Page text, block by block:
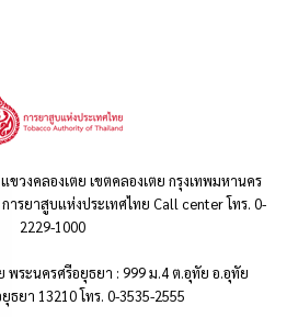
วงคลองเตย เขตคลองเตย กรุงเทพมหานคร
รยาสูบแห่งประเทศไทย Call center โทร. 0-
2229-1000
พระนครศรีอยุธยา : 999 ม.4 ต.อุทัย อ.อุทัย
ธยา 13210 โทร. 0-3535-2555